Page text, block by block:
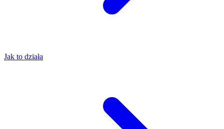
Jak to działa